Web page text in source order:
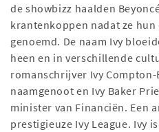
de showbizz haalden
krantenkoppen nadat ze
genoemd. De naam Ivy
heen en in verschillende
romanschrijver Ivy
naamgenoot en Ivy Baker
minister van Financiën. Een
prestigieuze Ivy League. Ivy